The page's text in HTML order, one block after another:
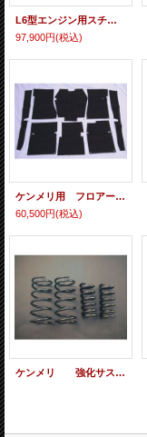
L6型エンジン用スチールタコ足
97,900円(税込)
ケンメリ用 フロアーカーペット ハード・セダン共
60,500円(税込)
ケンメリ 強化サスペンション H150サスペンション